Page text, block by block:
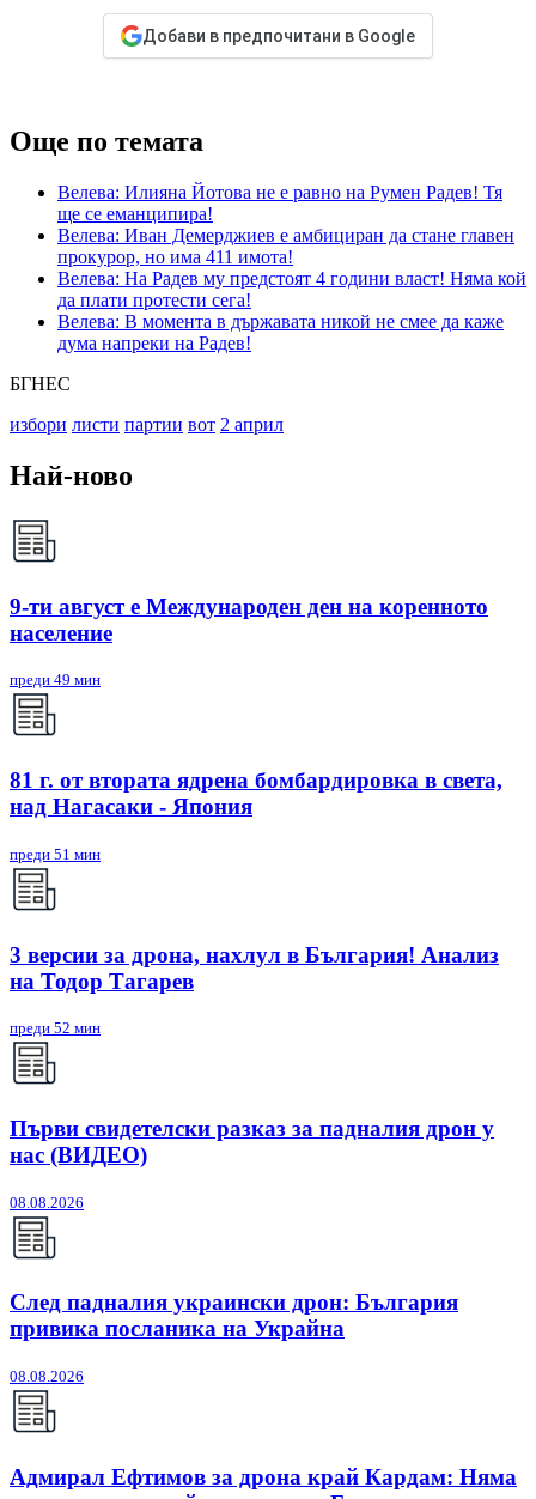
Добави в предпочитани в Google
Още по темата
Велева: Илияна Йотова не е равно на Румен Радев! Тя
ще се еманципира!
Велева: Иван Демерджиев е амбициран да стане главен
прокурор, но има 411 имота!
Велева: На Радев му предстоят 4 години власт! Няма кой
да плати протести сега!
Велева: В момента в държавата никой не смее да каже
дума напреки на Радев!
БГНЕС
избори листи партии вот 2 април
Най-ново
9-ти август е Международен ден на коренното
население
преди 49 мин
81 г. от втората ядрена бомбардировка в света,
над Нагасаки - Япония
преди 51 мин
3 версии за дрона, нахлул в България! Анализ
на Тодор Тагарев
преди 52 мин
Първи свидетелски разказ за падналия дрон у
нас (ВИДЕО)
08.08.2026
След падналия украински дрон: България
привика посланика на Украйна
08.08.2026
Адмирал Ефтимов за дрона край Кардам: Няма